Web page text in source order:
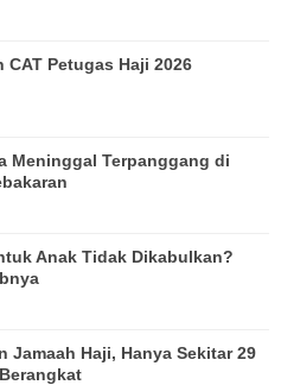
Petugas Haji 2026
Meninggal Terpanggang di
Anak Tidak Dikabulkan?
Jamaah Haji, Hanya Sekitar 29